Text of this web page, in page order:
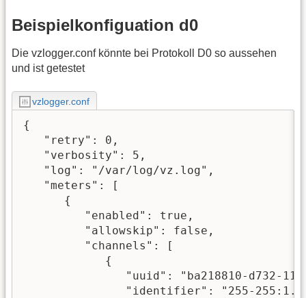
Beispielkonfiguation d0
Die vzlogger.conf könnte bei Protokoll D0 so aussehen
und ist getestet
vzlogger.conf
{
   "retry": 0,
   "verbosity": 5,
   "log": "/var/log/vz.log",
   "meters": [
      {
         "enabled": true,
         "allowskip": false,
         "channels": [
            {
"uuid": "ba218810-d732-
"identifier": "255-